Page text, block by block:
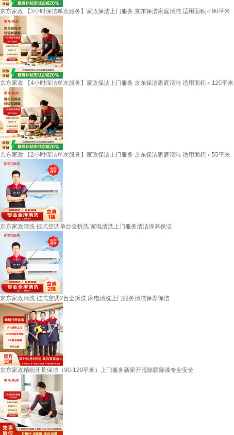
京东家政 【3小时保洁单次服务】家政保洁上门服务 京东保洁家庭清洁 适用面积＜90平米
京东家政 【4小时保洁单次服务】家政保洁上门服务 京东保洁家庭清洁 适用面积＜120平米
京东家政 【2小时保洁单次服务】家政保洁上门服务 京东保洁家庭清洁 适用面积＜55平米
京东家政清洗 挂式空调单台全拆洗 家电清洗上门服务清洁保养保洁
京东家政清洗 挂式空调2台全拆洗 家电清洗上门服务清洁保养保洁
京东家政精细开荒保洁（90-120平米）上门服务新家开荒除胶除漆专业安全